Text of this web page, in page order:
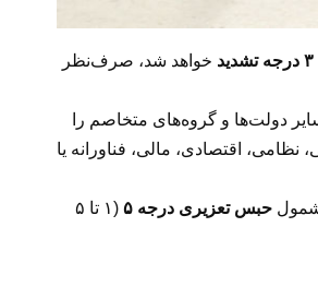
۳ درجه تشدید
خواهد شد، صرف‌نظر
دولت‌ها و گروه‌های متخاصم را
اقتصادی، مالی، فناورانه یا
حبس تعزیری درجه ۵
(۱ تا ۵